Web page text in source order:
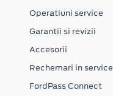
Operatiuni service
Garantii si revizii
Accesorii
Rechemari in service
FordPass Connect